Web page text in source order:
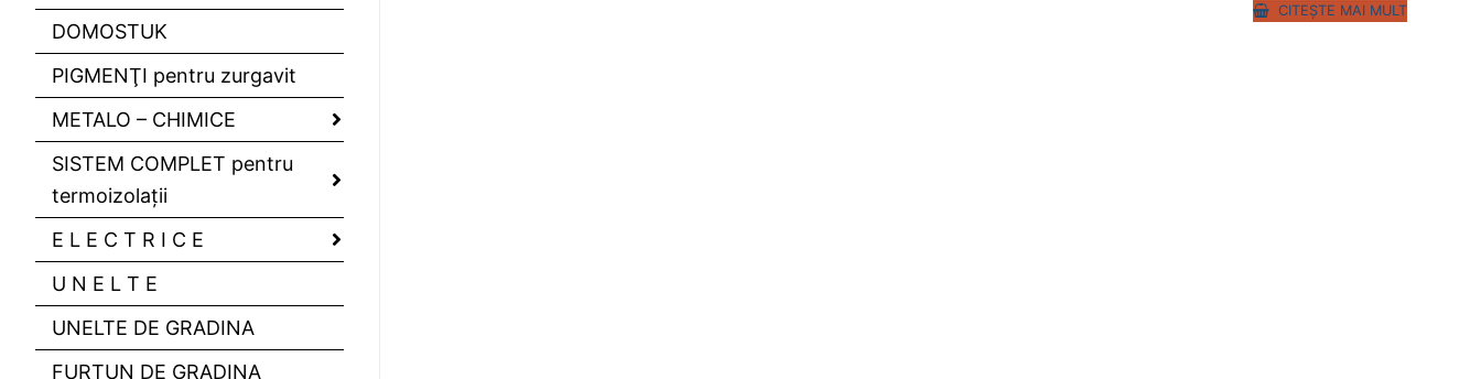
CITEȘTE MAI MULT
DOMOSTUK
PIGMENŢI pentru zurgavit
METALO – CHIMICE
SISTEM COMPLET pentru
termoizolaţii
E L E C T R I C E
U N E L T E
UNELTE DE GRADINA
FURTUN DE GRADINA